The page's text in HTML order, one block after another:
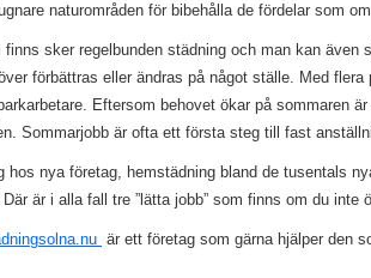
naturområden för bibehålla de fördelar som
finns sker regelbunden städning och man kan
förbättras eller ändras på något ställe. Med
Eftersom behovet ökar på sommaren
Sommarjobb är ofta ett första steg till fast
hos nya företag, hemstädning bland de tusentals
Där är i alla fall tre ”lätta jobb” som finns om du inte
är ett företag som gärna hjälper den